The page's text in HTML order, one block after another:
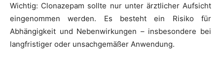
Wichtig: Clonazepam sollte nur unter ärztlicher Aufsicht
eingenommen werden. Es besteht ein Risiko für
Abhängigkeit und Nebenwirkungen – insbesondere bei
langfristiger oder unsachgemäßer Anwendung.